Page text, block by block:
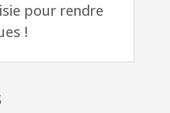
pour rendre
!